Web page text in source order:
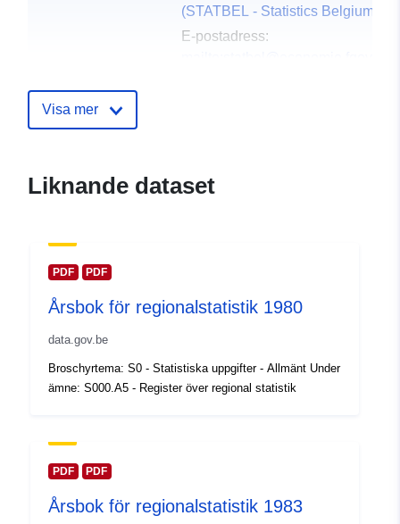
(STATBEL - Statistics Belgium)
E-postadress:
E-postadress:
https://statbel.fgov.be/nl
Katalogregister: Läggs till i data.europa.eu:
February 2024
[ 6.41, 51.51 ], [ 6.41, 49.49 ],
Visa mer
Liknande dataset
PDF PDF
Årsbok för regionalstatistik 1980
data.gov.be
Broschyrtema: S0 - Statistiska uppgifter - Allmänt Under
ämne: S000.A5 - Register över regional statistik
PDF PDF
Årsbok för regionalstatistik 1983